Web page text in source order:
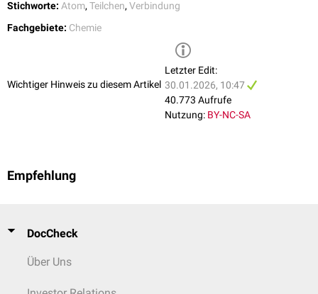
Stichworte: Atom, Teilchen, Verbindung
Fachgebiete: Chemie
Wichtiger Hinweis zu diesem Artikel
Letzter Edit:
30.01.2026, 10:47
40.773 Aufrufe
Nutzung: BY-NC-SA
Empfehlung
DocCheck
Über Uns